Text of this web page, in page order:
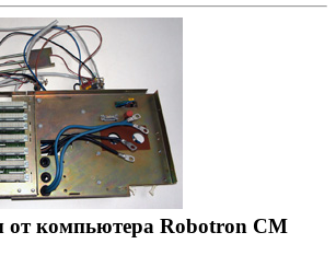
от компьютера Robotron CM